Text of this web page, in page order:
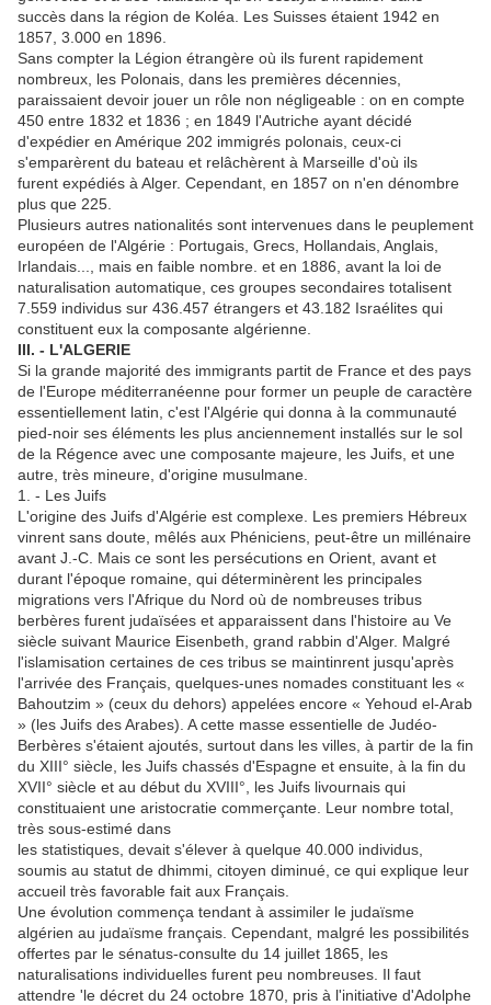
succès dans la région de Koléa. Les Suisses étaient 1942 en
1857, 3.000 en 1896.
Sans compter la Légion étrangère où ils furent rapidement
nombreux, les Polonais, dans les premières décennies,
paraissaient devoir jouer un rôle non négligeable : on en compte
450 entre 1832 et 1836 ; en 1849 l'Autriche ayant décidé
d'expédier en Amérique 202 immigrés polonais, ceux-ci
s'emparèrent du bateau et relâchèrent à Marseille d'où ils
furent expédiés à Alger. Cependant, en 1857 on n'en dénombre
plus que 225.
Plusieurs autres nationalités sont intervenues dans le peuplement
européen de l'Algérie : Portugais, Grecs, Hollandais, Anglais,
Irlandais..., mais en faible nombre. et en 1886, avant la loi de
naturalisation automatique, ces groupes secondaires totalisent
7.559 individus sur 436.457 étrangers et 43.182 Israélites qui
constituent eux la composante algérienne.
III. - L'ALGERIE
Si la grande majorité des immigrants partit de France et des pays
de l'Europe méditerranéenne pour former un peuple de caractère
essentiellement latin, c'est l'Algérie qui donna à la communauté
pied-noir ses éléments les plus anciennement installés sur le sol
de la Régence avec une composante majeure, les Juifs, et une
autre, très mineure, d'origine musulmane.
1. - Les Juifs
L'origine des Juifs d'Algérie est complexe. Les premiers Hébreux
vinrent sans doute, mêlés aux Phéniciens, peut-être un millénaire
avant J.-C. Mais ce sont les persécutions en Orient, avant et
durant l'époque romaine, qui déterminèrent les principales
migrations vers l'Afrique du Nord où de nombreuses tribus
berbères furent judaïsées et apparaissent dans l'histoire au Ve
siècle suivant Maurice Eisenbeth, grand rabbin d'Alger. Malgré
l'islamisation certaines de ces tribus se maintinrent jusqu'après
l'arrivée des Français, quelques-unes nomades constituant les «
Bahoutzim » (ceux du dehors) appelées encore « Yehoud el-Arab
» (les Juifs des Arabes). A cette masse essentielle de Judéo-
Berbères s'étaient ajoutés, surtout dans les villes, à partir de la fin
du XIII° siècle, les Juifs chassés d'Espagne et ensuite, à la fin du
XVII° siècle et au début du XVIII°, les Juifs livournais qui
constituaient une aristocratie commerçante. Leur nombre total,
très sous-estimé dans
les statistiques, devait s'élever à quelque 40.000 individus,
soumis au statut de dhimmi, citoyen diminué, ce qui explique leur
accueil très favorable fait aux Français.
Une évolution commença tendant à assimiler le judaïsme
algérien au judaïsme français. Cependant, malgré les possibilités
offertes par le sénatus-consulte du 14 juillet 1865, les
naturalisations individuelles furent peu nombreuses. Il faut
attendre 'le décret du 24 octobre 1870, pris à l'initiative d'Adolphe